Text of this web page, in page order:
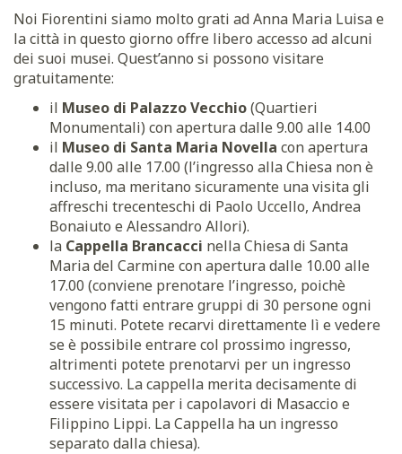
Noi Fiorentini siamo molto grati ad Anna Maria Luisa e
la città in questo giorno offre libero accesso ad alcuni
dei suoi musei. Quest’anno si possono visitare
gratuitamente:
il Museo di Palazzo Vecchio(Quartieri
Monumentali) con apertura dalle 9.00 alle 14.00
il Museo di Santa Maria Novella con apertura
dalle 9.00 alle 17.00 (l’ingresso alla Chiesa non è
incluso, ma meritano sicuramente una visita gli
affreschi trecenteschi di Paolo Uccello, Andrea
Bonaiuto e Alessandro Allori).
la Cappella Brancacci nella Chiesa di Santa
Maria del Carmine con apertura dalle 10.00 alle
17.00 (conviene prenotare l’ingresso, poichè
vengono fatti entrare gruppi di 30 persone ogni
15 minuti. Potete recarvi direttamente lì e vedere
se è possibile entrare col prossimo ingresso,
altrimenti potete prenotarvi per un ingresso
successivo. La cappella merita decisamente di
essere visitata per i capolavori di Masaccio e
Filippino Lippi. La Cappella ha un ingresso
separato dalla chiesa).